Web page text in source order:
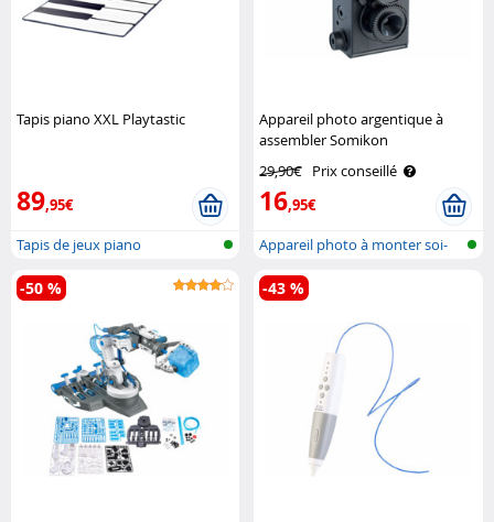
Tapis piano XXL Playtastic
89,95€
Tapis de jeux piano
Appareil photo argentique à
assembler Somikon
29,90€ Prix conseillé
16,95€
Appareil photo à monter soi-
même
-50 % -43 %